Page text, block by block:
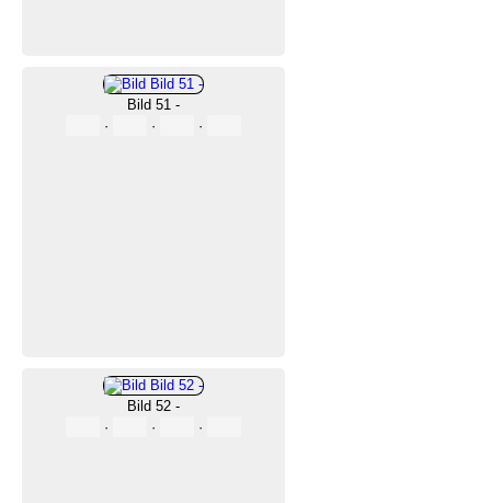
Bild 51 -
·
· ·
Bild 52 -
·
· ·